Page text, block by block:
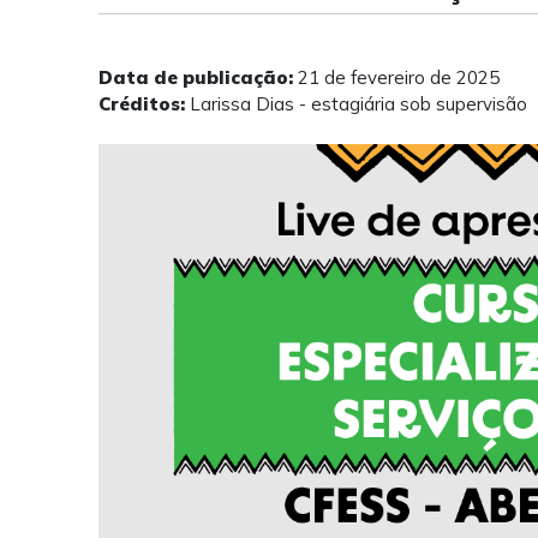
Data de publicação: 21 de fevereiro de 2025
Créditos: Larissa Dias - estagiária sob supervisão